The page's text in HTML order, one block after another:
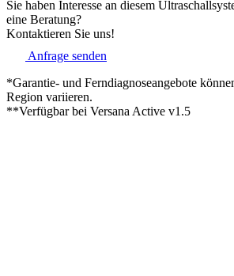
Sie haben Interesse an diesem
eine Beratung?
Kontaktieren Sie uns!
Anfrage senden
*Garantie- und Ferndiagnoseangebote
Region variieren.
**Verfügbar bei Versana Active v1.5